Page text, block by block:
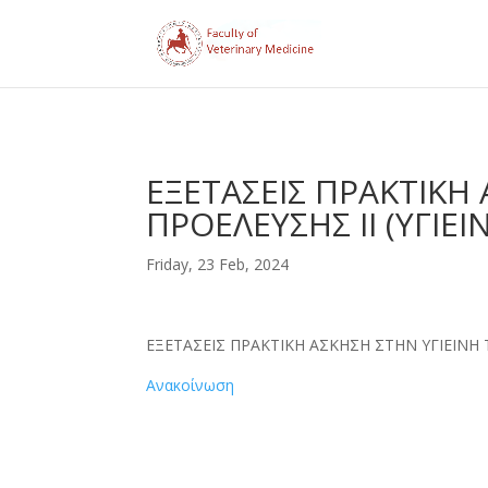
ΕΞΕΤΑΣΕΙΣ
ΠΡΟΕΛΕΥΣΗΣ ΙΙ
Friday, 23 Feb, 2024
ΕΞΕΤΑΣΕΙΣ ΠΡΑΚΤΙΚΗ ΑΣΚΗΣΗ ΣΤΗΝ
Ανακοίνωση